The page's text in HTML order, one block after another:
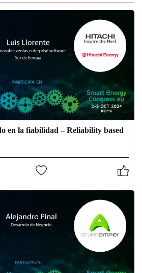
en la fiabilidad – Reliability based